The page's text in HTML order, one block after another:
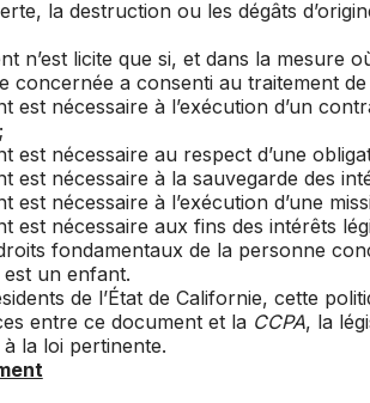
la destruction ou les dégâts
n’est licite que si, et dans la mesure
concernée a consenti au traitement
est nécessaire à l’exécution d’un
est nécessaire au respect d’une
est nécessaire à la sauvegarde des
est nécessaire à l’exécution d’une
est nécessaire aux fins des intérêts
fondamentaux de la personne
un enfant.
de l’État de Californie, cette
entre ce document et la CCPA, la
la loi pertinente.